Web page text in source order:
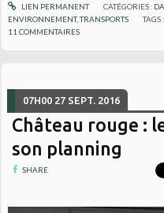
LIEN PERMANENT CATÉGORIES :
ENVIRONNEMENT,TRANSPORTS TAGS :
11 COMMENTAIRES
07H00 27 SEPT. 2016
Château rouge :
son planning
SHARE